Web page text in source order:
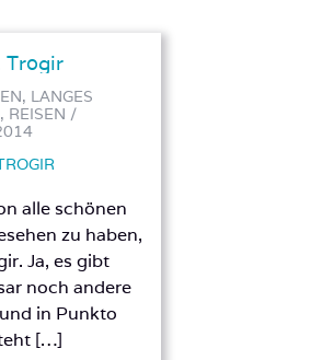
LANGES
REISEN /
alle schönen
zu haben,
Ja, es gibt
noch andere
in Punkto
[…]